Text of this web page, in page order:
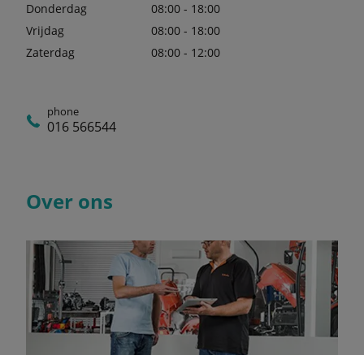
Donderdag
08:00 - 18:00
Vrijdag
08:00 - 18:00
Zaterdag
08:00 - 12:00
phone
016 566544
Over ons